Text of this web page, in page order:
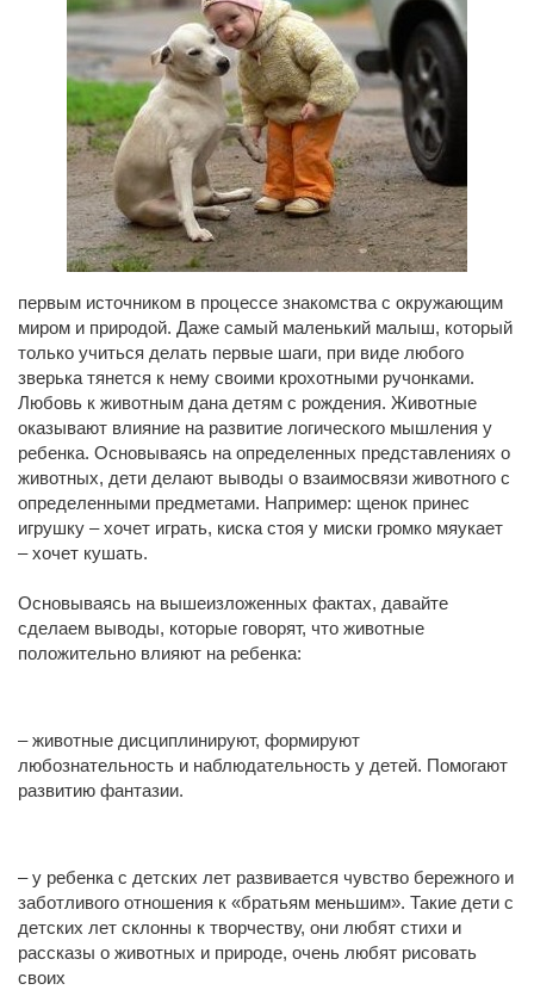
первым источником в процессе знакомства с окружающим
миром и природой. Даже самый маленький малыш, который
только учиться делать первые шаги, при виде любого
зверька тянется к нему своими крохотными ручонками.
Любовь к животным дана детям с рождения. Животные
оказывают влияние на развитие логического мышления у
ребенка. Основываясь на определенных представлениях о
животных, дети делают выводы о взаимосвязи животного с
определенными предметами. Например: щенок принес
игрушку – хочет играть, киска стоя у миски громко мяукает
– хочет кушать.
Основываясь на вышеизложенных фактах, давайте
сделаем выводы, которые говорят, что животные
положительно влияют на ребенка:
– животные дисциплинируют, формируют
любознательность и наблюдательность у детей. Помогают
развитию фантазии.
– у ребенка с детских лет развивается чувство бережного и
заботливого отношения к «братьям меньшим». Такие дети с
детских лет склонны к творчеству, они любят стихи и
рассказы о животных и природе, очень любят рисовать
своих